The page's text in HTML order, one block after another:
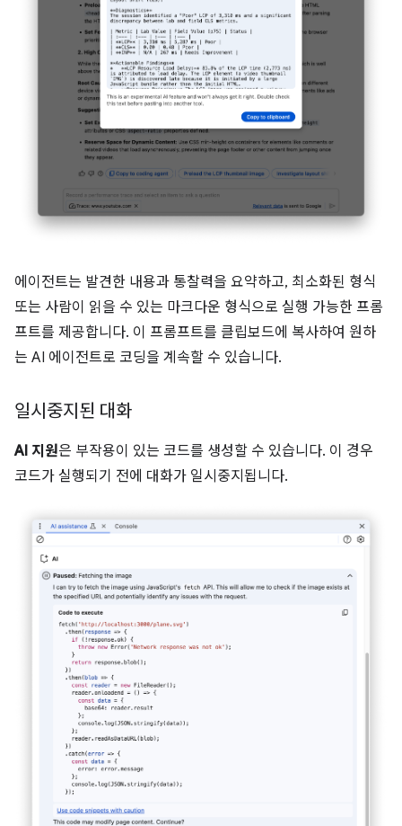
에이전트는 발견한 내용과 통찰력을 요약하고, 최소화된 형식
또는 사람이 읽을 수 있는 마크다운 형식으로 실행 가능한 프롬
프트를 제공합니다. 이 프롬프트를 클립보드에 복사하여 원하
는 AI 에이전트로 코딩을 계속할 수 있습니다.
일시중지된 대화
AI 지원은 부작용이 있는 코드를 생성할 수 있습니다. 이 경우
코드가 실행되기 전에 대화가 일시중지됩니다.